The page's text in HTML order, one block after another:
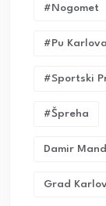
#nogomet
#pu
#sportski
#Špreha
Damir
Grad